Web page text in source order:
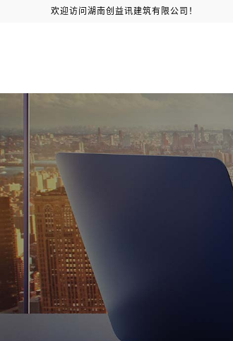
欢迎访问湖南创益讯建筑有限公司！